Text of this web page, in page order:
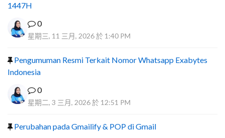
1447H
0
星期三, 11 三月, 2026 於 1:40 PM
Pengumuman Resmi Terkait Nomor Whatsapp Exabytes
Indonesia
0
星期二, 3 三月, 2026 於 12:51 PM
Perubahan pada Gmailify & POP di Gmail